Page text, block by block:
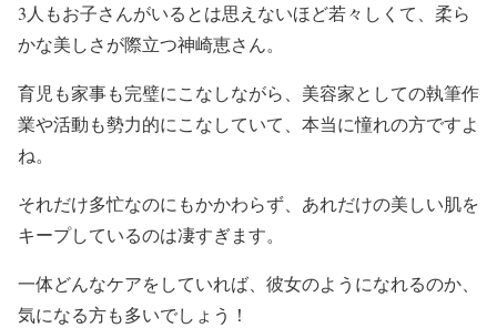
3人もお子さんがいるとは思えないほど若々しくて、柔ら
かな美しさが際立つ神崎恵さん。
育児も家事も完璧にこなしながら、美容家としての執筆作
業や活動も勢力的にこなしていて、本当に憧れの方ですよ
ね。
それだけ多忙なのにもかかわらず、あれだけの美しい肌を
キープしているのは凄すぎます。
一体どんなケアをしていれば、彼女のようになれるのか、
気になる方も多いでしょう！